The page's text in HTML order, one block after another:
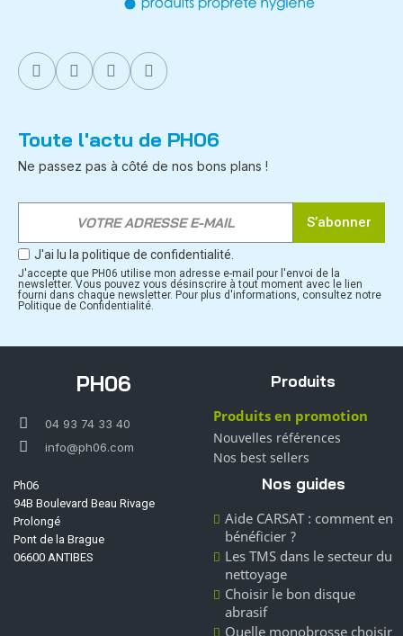
Toute l'actu de PH06
Ne passez pas à côté de nos bons plans !
S’abonner
J'ai lu la politique de confidentialité.
J'accepte que PH06 utilise mon adresse e-mail pour l'envoi de la
newsletter. Vous pouvez vous désinscrire à tout moment avec le lien
fourni dans chaque newsletter. Pour plus d'informations, consultez notre
Politique de Confidentialité.
PH06
04 93 74 33 40
info@ph06.com
Ph06
94B Boulevard Beau Rivage
Prolongé
Pont de la Brague
06600 ANTIBES
Produits
Produits en promotion
Nouvelles références
Nos best sellers
Nos guides
Aide CARSAT : comment en
bénéficier ?
Les TMS dans le secteur du
nettoyage
Choisir le bon disque
abrasif
Quelle monobrosse choisir